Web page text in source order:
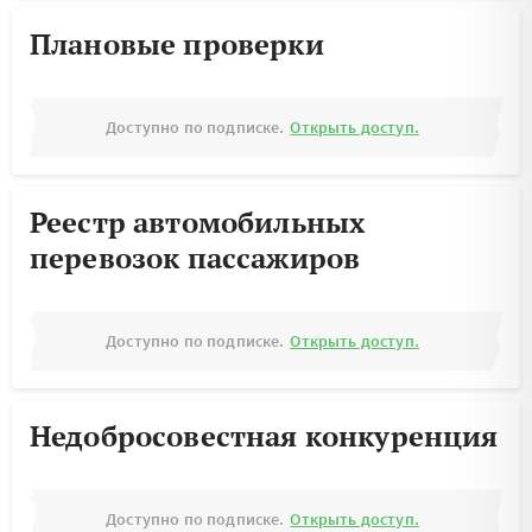
Плановые проверки
Доступно по подписке. Открыть доступ.
Реестр автомобильных
перевозок пассажиров
Доступно по подписке. Открыть доступ.
Недобросовестная конкуренция
Доступно по подписке. Открыть доступ.